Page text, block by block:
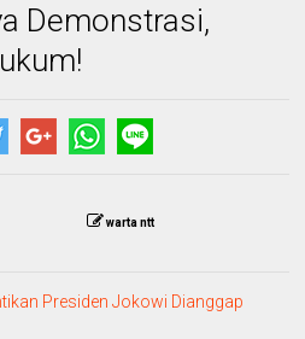
Demonstrasi,
warta ntt
Presiden Jokowi Dianggap